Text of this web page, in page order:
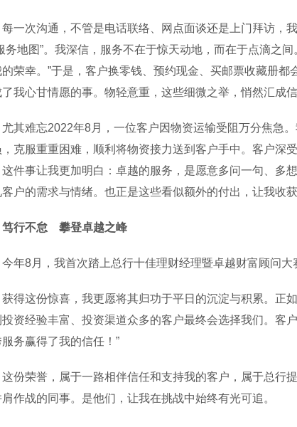
次沟通，不管是电话联络、网点面谈还是上门拜访，
务地图”。我深信，服务不在于惊天动地，而在于点滴之
的荣幸。”于是，客户换零钱、预约现金、买邮票收藏册
我心甘情愿的事。物轻意重，这些细微之举，悄然汇成信
难忘2022年8月，一位客户因物资运输受阻万分焦急。
克服重重困难，顺利将物资接力送到客户手中。客户深
这件事让我更加明白：卓越的服务，是愿意多问一句、多
户的需求与情绪。也正是这些看似额外的付出，让我收
笃行不怠 攀登卓越之峰
8月，我首次踏上总行十佳理财经理暨卓越财富顾问大
这份惊喜，我更愿将其归功于平日的沉淀与积累。正
资经验丰富、投资渠道众多的客户最终会选择我们。客
务赢得了我的信任！”
荣誉，属于一路相伴信任和支持我的客户，属于总行
作战的同事。是他们，让我在挑战中始终有光可追。